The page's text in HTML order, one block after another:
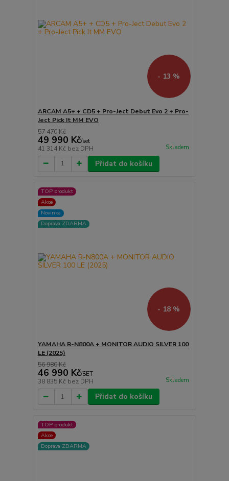
- 13 %
ARCAM A5+ + CD5 + Pro-Ject Debut Evo 2 + Pro-
Ject Pick It MM EVO
57 470 Kč
49 990 Kč/set
41 314 Kč bez DPH Skladem
Přidat do košíku
TOP produkt
Akce
Novinka
Doprava ZDARMA
- 18 %
YAMAHA R-N800A + MONITOR AUDIO SILVER 100
LE (2025)
56 980 Kč
46 990 Kč/SET
38 835 Kč bez DPH Skladem
Přidat do košíku
TOP produkt
Akce
Doprava ZDARMA